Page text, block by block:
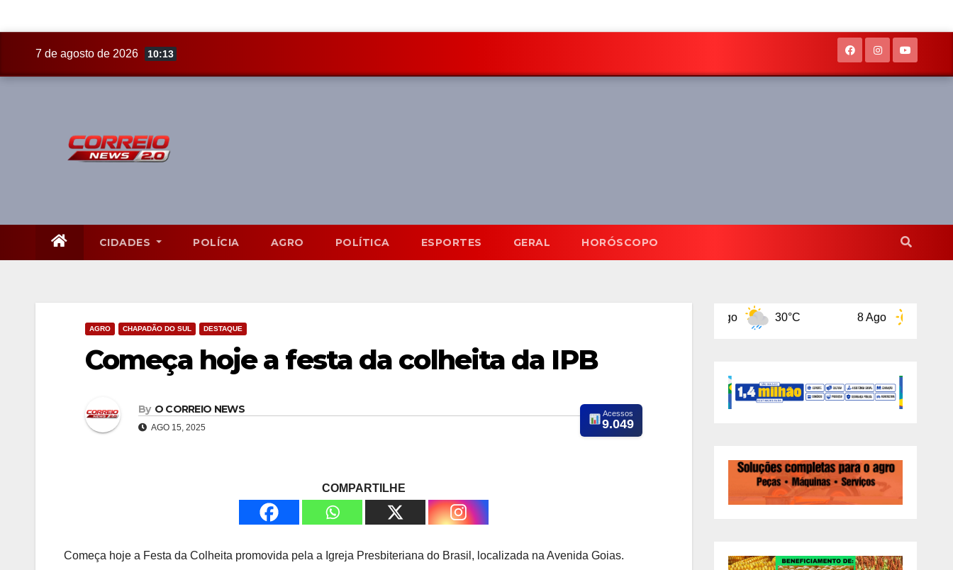
7 de agosto de 2026 10:13
CIDADES POLÍCIA AGRO POLÍTICA ESPORTES GERAL HORÓSCOPO
AGRO CHAPADÃO DO SUL DESTAQUE
Começa hoje a festa da colheita da IPB
By O CORREIO NEWS
AGO 15, 2025
Acessos
9.049
COMPARTILHE
Começa hoje a Festa da Colheita promovida pela a Igreja Presbiteriana do Brasil, localizada na Avenida Goias.
30°C 32°C